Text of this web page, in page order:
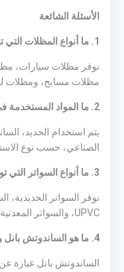
الأسئلة الشائعة
1. ما أنواع المظلات التي تقدمونها؟
نوفر مظلات سيارات،
مظلات مسابح، ومظلات
2. ما المواد المستخدمة في تنفيذ المظلات؟
الصناعي، حسب نوع
3. ما أنواع السواتر التي توفرونها؟
نوفر السواتر الحديدية،
UPVC، والسواتر المعدنية بجميع تصاميمها.
4. ما هو الساندوتش بانل وما استخداماته؟
الساندوتش بانل عبارة